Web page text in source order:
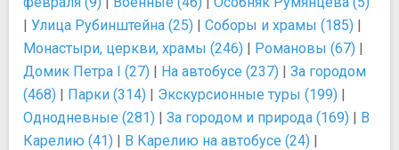
| Улица Рубинштейна (25) | Соборы и храмы (185) |
Монастыри, церкви, храмы (246) | Романовы (67) |
Домик Петра I (27) | На автобусе (237) | За городом
(468) | Парки (314) | Экскурсионные туры (199) |
Однодневные (281) | За городом и природа (169) | В
Карелию (41) | В Карелию на автобусе (24) |